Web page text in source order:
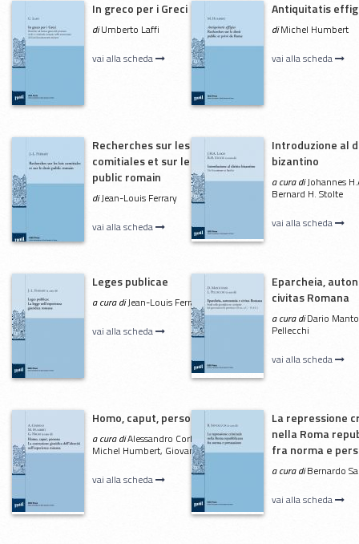
In greco per i Greci
diUmberto Laffi
vai alla scheda
Antiquitatis
diMichel Humbert
vai alla scheda
Recherches sur les lois
comitiales et sur le droit
public romain
diJean-Louis Ferrary
vai alla scheda
Introduzione al
bizantino
a cura diJohannes
Bernard H. Stolte
vai alla scheda
Leges publicae
a cura diJean-Louis Ferrary
vai alla scheda
Eparcheia,
civitas Romana
a cura diDario
Pellecchi
vai alla scheda
Homo, caput, persona
a cura diAlessandro Corbino,
Michel Humbert, Giovanni Negri
vai alla scheda
La repressione
nella Roma
fra norma e
a cura diBernardo
vai alla scheda